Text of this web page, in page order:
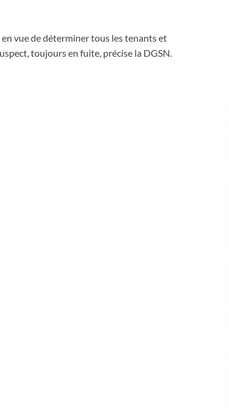
vue de déterminer tous les tenants et
toujours en fuite, précise la DGSN.